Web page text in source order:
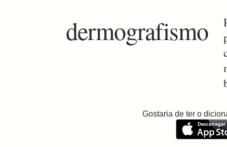
dermografismo
Gostaria de ter o